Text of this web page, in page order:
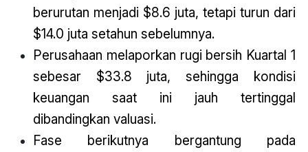
berurutan menjadi $8.6 juta, tetapi turun dari
$14.0 juta setahun sebelumnya.
Perusahaan melaporkan rugi bersih Kuartal 1
sebesar $33.8 juta, sehingga kondisi
keuangan saat ini jauh tertinggal
dibandingkan valuasi.
Fase berikutnya bergantung pada